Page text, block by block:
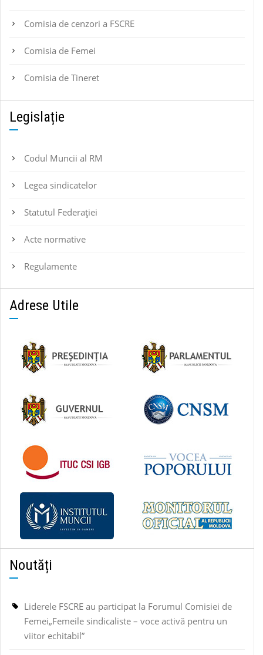
Comisia de cenzori a FSCRE
Comisia de Femei
Comisia de Tineret
Legislație
Codul Muncii al RM
Legea sindicatelor
Statutul Federaţiei
Acte normative
Regulamente
Adrese Utile
Noutăți
Liderele FSCRE au participat la Forumul Comisiei de
Femei„Femeile sindicaliste – voce activă pentru un
viitor echitabil”